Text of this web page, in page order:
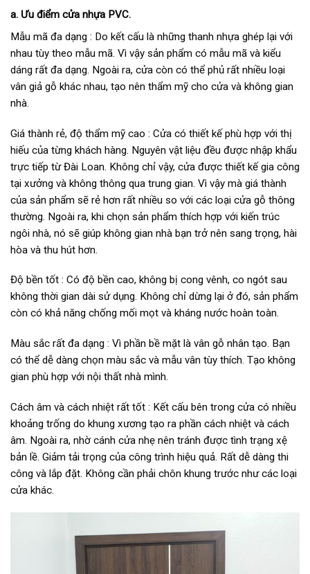
a. Ưu điểm cửa nhựa PVC.
Mẫu mã đa dạng : Do kết cấu là những thanh nhựa ghép lại với
nhau tùy theo mẫu mã. Vì vậy sản phẩm có mẫu mã và kiểu
dáng rất đa dạng. Ngoài ra, cửa còn có thể phủ rất nhiều loại
vân giả gỗ khác nhau, tạo nên thẩm mỹ cho cửa và không gian
nhà.
Giá thành rẻ, độ thẩm mỹ cao : Cửa có thiết kế phù hợp với thị
hiếu của từng khách hàng. Nguyên vật liệu đều được nhập khẩu
trực tiếp từ Đài Loan. Không chỉ vậy, cửa được thiết kế gia công
tại xưởng và không thông qua trung gian. Vì vậy mà giá thành
của sản phẩm sẽ rẻ hơn rất nhiều so với các loại cửa gỗ thông
thường. Ngoài ra, khi chọn sản phẩm thích hợp với kiến trúc
ngôi nhà, nó sẽ giúp không gian nhà bạn trở nên sang trọng, hài
hòa và thu hút hơn.
Độ bền tốt : Có độ bền cao, không bị cong vênh, co ngót sau
không thời gian dài sử dụng. Không chỉ dừng lại ở đó, sản phẩm
còn có khả năng chống mối mọt và kháng nước hoàn toàn.
Màu sắc rất đa dạng : Vì phần bề mặt là vân gỗ nhân tạo. Bạn
có thể dễ dàng chọn màu sắc và mẫu vân tùy thích. Tạo không
gian phù hợp với nội thất nhà mình.
Cách âm và cách nhiệt rất tốt : Kết cấu bên trong cửa có nhiều
khoảng trống do khung xương tạo ra phần cách nhiệt và cách
âm. Ngoài ra, nhờ cánh cửa nhẹ nên tránh được tình trạng xệ
bản lề. Giảm tải trọng của công trình hiệu quả. Rất dễ dàng thi
công và lắp đặt. Không cần phải chôn khung trước như các loại
cửa khác.